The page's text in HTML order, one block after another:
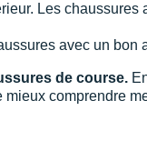
Les
avec un
de course.
comprendre